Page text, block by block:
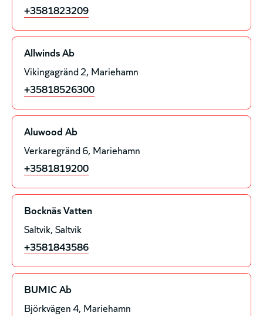
+3581823209
Allwinds Ab
Vikingagränd 2 Mariehamn
+35818526300
Aluwood Ab
Verkaregränd 6 Mariehamn
+3581819200
Bocknäs Vatten
Saltvik Saltvik
+3581843586
BUMIC Ab
Björkvägen 4 Mariehamn